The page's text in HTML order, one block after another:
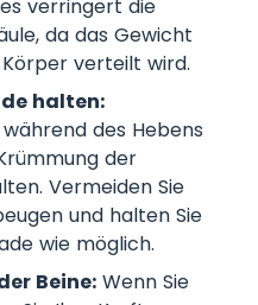
verringert die
da das Gewicht
verteilt wird.
halten:
des Hebens
der
Vermeiden Sie
und halten Sie
wie möglich.
Beine: Wenn Sie